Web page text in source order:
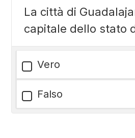
La città di
capitale dello stato
Vero
Falso